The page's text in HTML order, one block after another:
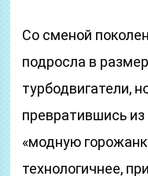
Со сменой
подросла в
турбодвигатели,
превратившись
«модную
технологичнее,